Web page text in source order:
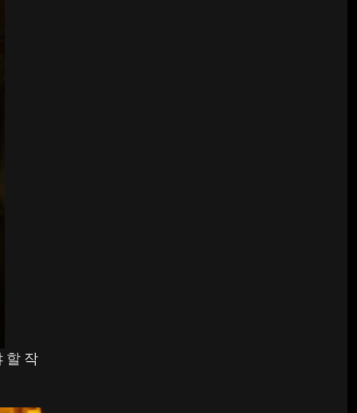
할 작